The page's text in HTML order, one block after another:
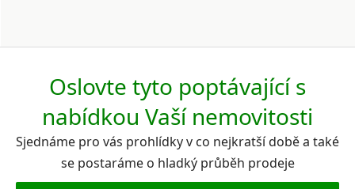
Oslovte tyto poptávající s
nabídkou Vaší nemovitosti
Sjednáme pro vás prohlídky v co nejkratší době a také
se postaráme o hladký průběh prodeje